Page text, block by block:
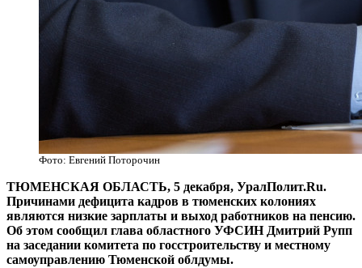
Фото: Евгений Поторочин
ТЮМЕНСКАЯ ОБЛАСТЬ, 5 декабря, УралПолит.Ru.
Причинами дефицита кадров в тюменских колониях
являются низкие зарплаты и выход работников на пенсию.
Об этом сообщил глава областного УФСИН Дмитрий Рупп
на заседании комитета по госстроительству и местному
самоуправлению Тюменской облдумы.